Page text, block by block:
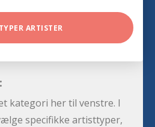
ARTISTER
kategori her til venstre. I
specifikke artisttyper,